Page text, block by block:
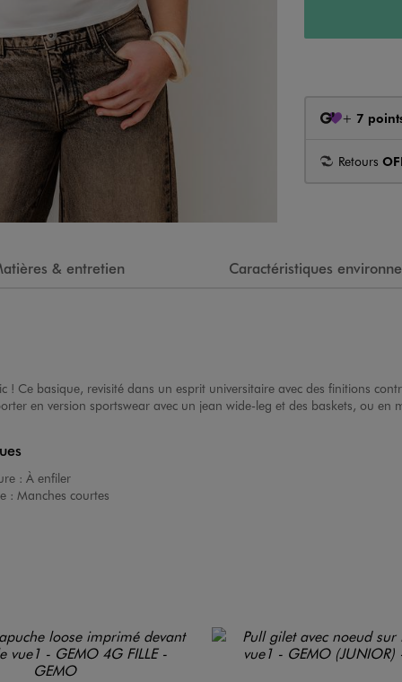
+ 7
Retours
& entretien Caractéristiques
! Ce basique, revisité dans un esprit universitaire avec des finitions
en version sportswear avec un jean wide-leg et des baskets, ou en
: À enfiler
: Manches courtes